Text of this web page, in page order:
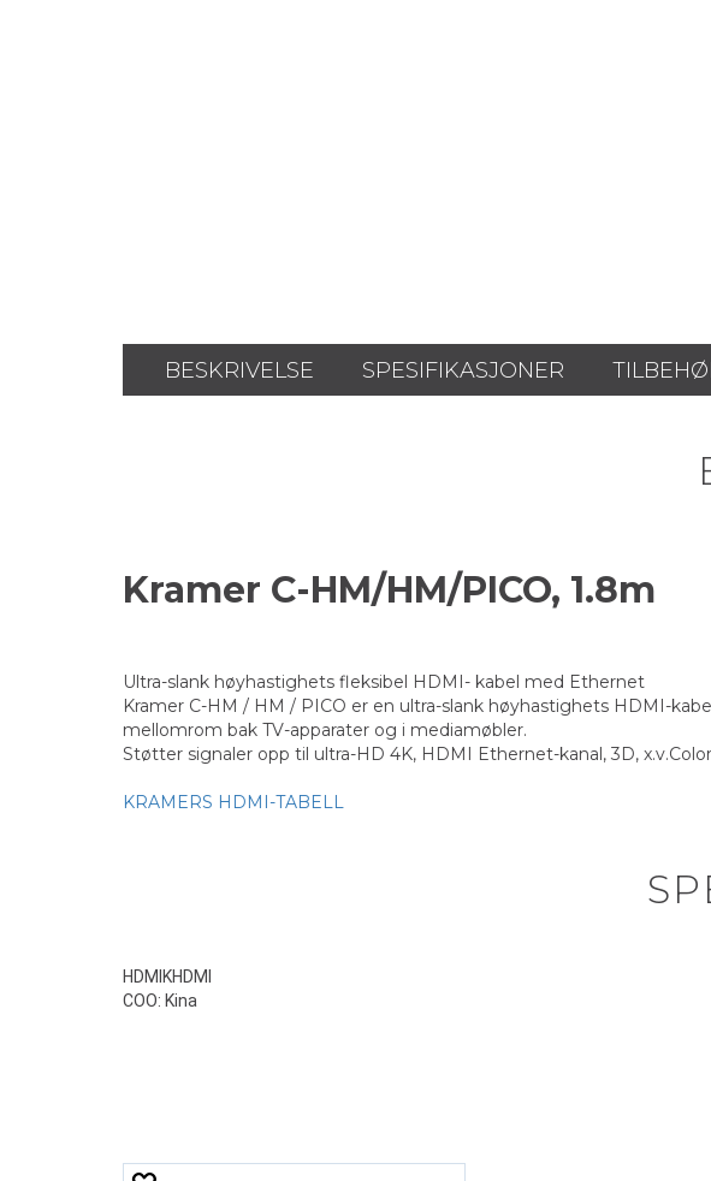
BESKRIVELSE SPESIFIKASJONER
Kramer C-HM/HM/PICO, 1.8m
Ultra-slank høyhastighets fleksibel HDMI- kabel med Ethernet
Kramer C-HM / HM / PICO er en ultra-slank høyhastighets HDMI-
mellomrom bak TV-apparater og i mediamøbler.
Støtter signaler opp til ultra-HD 4K, HDMI Ethernet-kanal, 3D,
KRAMERS HDMI-TABELL
HDMIKHDMI
COO: Kina